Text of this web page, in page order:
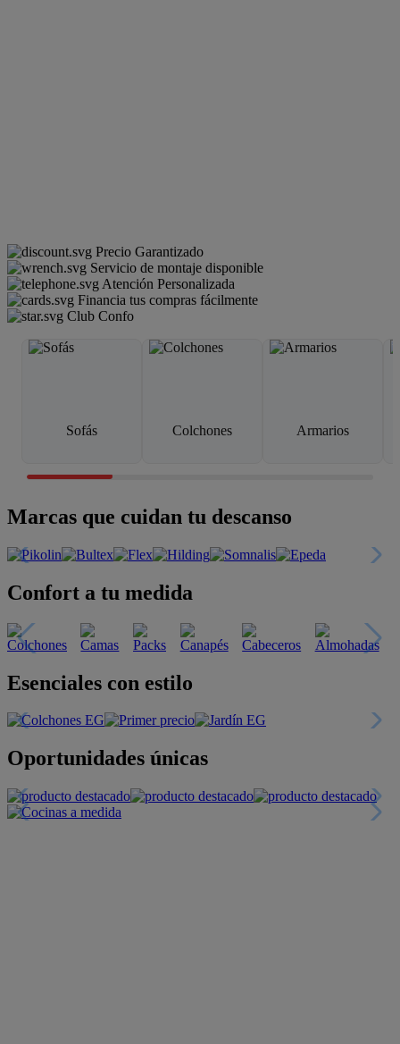
Precio Garantizado
Servicio de montaje disponible
Atención Personalizada
Financia tus compras fácilmente
Club Confo
Sofás Colchones Armarios
Marcas que cuidan tu descanso
Confort a tu medida
Esenciales con estilo
Oportunidades únicas